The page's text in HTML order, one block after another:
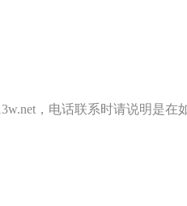
，电话联系时请说明是